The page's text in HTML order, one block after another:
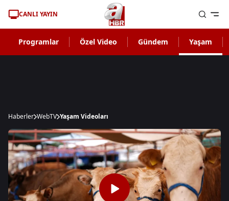
CANLI YAYIN
Programlar Özel Video Gündem Yaşam
Haberler WebTV Yaşam Videoları